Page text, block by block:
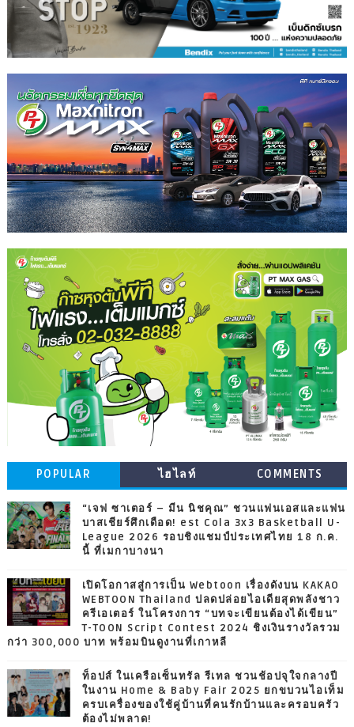
POPULAR ไฮไลท์ COMMENTS
“เจฟ ซาเตอร์ – มีน นิชคุณ” ชวนแฟนเอสและแฟน
บาสเชียร์ศึกเดือด! est Cola 3x3 Basketball U-
League 2026 รอบชิงแชมป์ประเทศไทย 18 ก.ค.
นี้ ที่เมกาบางนา
เปิดโอกาสสู่การเป็น Webtoon เรื่องดังบน KAKAO
WEBTOON Thailand ปลดปล่อยไอเดียสุดพลังชาว
ครีเอเตอร์ ในโครงการ “บทจะเขียนต้องได้เขียน”
T-TOON Script Contest 2024 ชิงเงินรางวัลรวม
กว่า 300,000 บาท พร้อมบินดูงานที่เกาหลี
ท็อปส์ ในเครือเซ็นทรัล รีเทล ชวนช้อปจุใจกลางปี
ในงาน Home & Baby Fair 2025 ยกขบวนไอเท็ม
ครบเครื่องของใช้คู่บ้านที่คนรักบ้านและครอบครัว
ต้องไม่พลาด!